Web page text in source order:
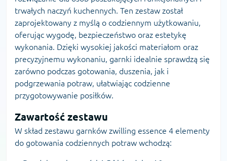
trwałych naczyń kuchennych. Ten zestaw został
zaprojektowany z myślą o codziennym użytkowaniu,
oferując wygodę, bezpieczeństwo oraz estetykę
wykonania. Dzięki wysokiej jakości materiałom oraz
precyzyjnemu wykonaniu, garnki idealnie sprawdzą się
zarówno podczas gotowania, duszenia, jak i
podgrzewania potraw, ułatwiając codzienne
przygotowywanie posiłków.
Zawartość zestawu
W skład zestawu garnków zwilling essence 4 elementy
do gotowania codziennych potraw wchodzą: